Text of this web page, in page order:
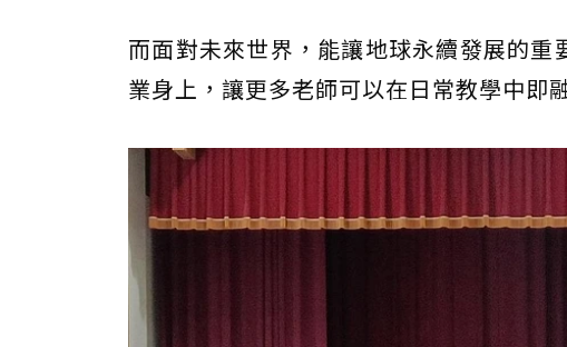
而面對未來世界，能讓地球永續發展的
業身上，讓更多老師可以在日常教學中即